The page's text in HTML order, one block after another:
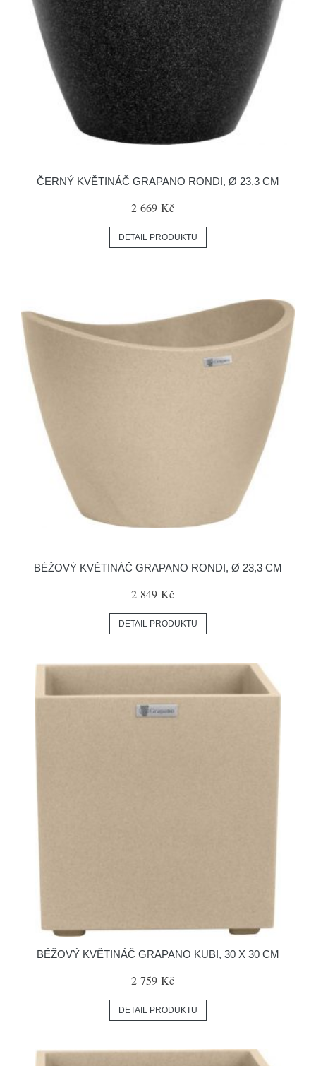
ČERNÝ KVĚTINÁČ GRAPANO RONDI, Ø 23,3 CM
2 669 Kč
DETAIL PRODUKTU
BÉŽOVÝ KVĚTINÁČ GRAPANO RONDI, Ø 23,3 CM
2 849 Kč
DETAIL PRODUKTU
BÉŽOVÝ KVĚTINÁČ GRAPANO KUBI, 30 X 30 CM
2 759 Kč
DETAIL PRODUKTU